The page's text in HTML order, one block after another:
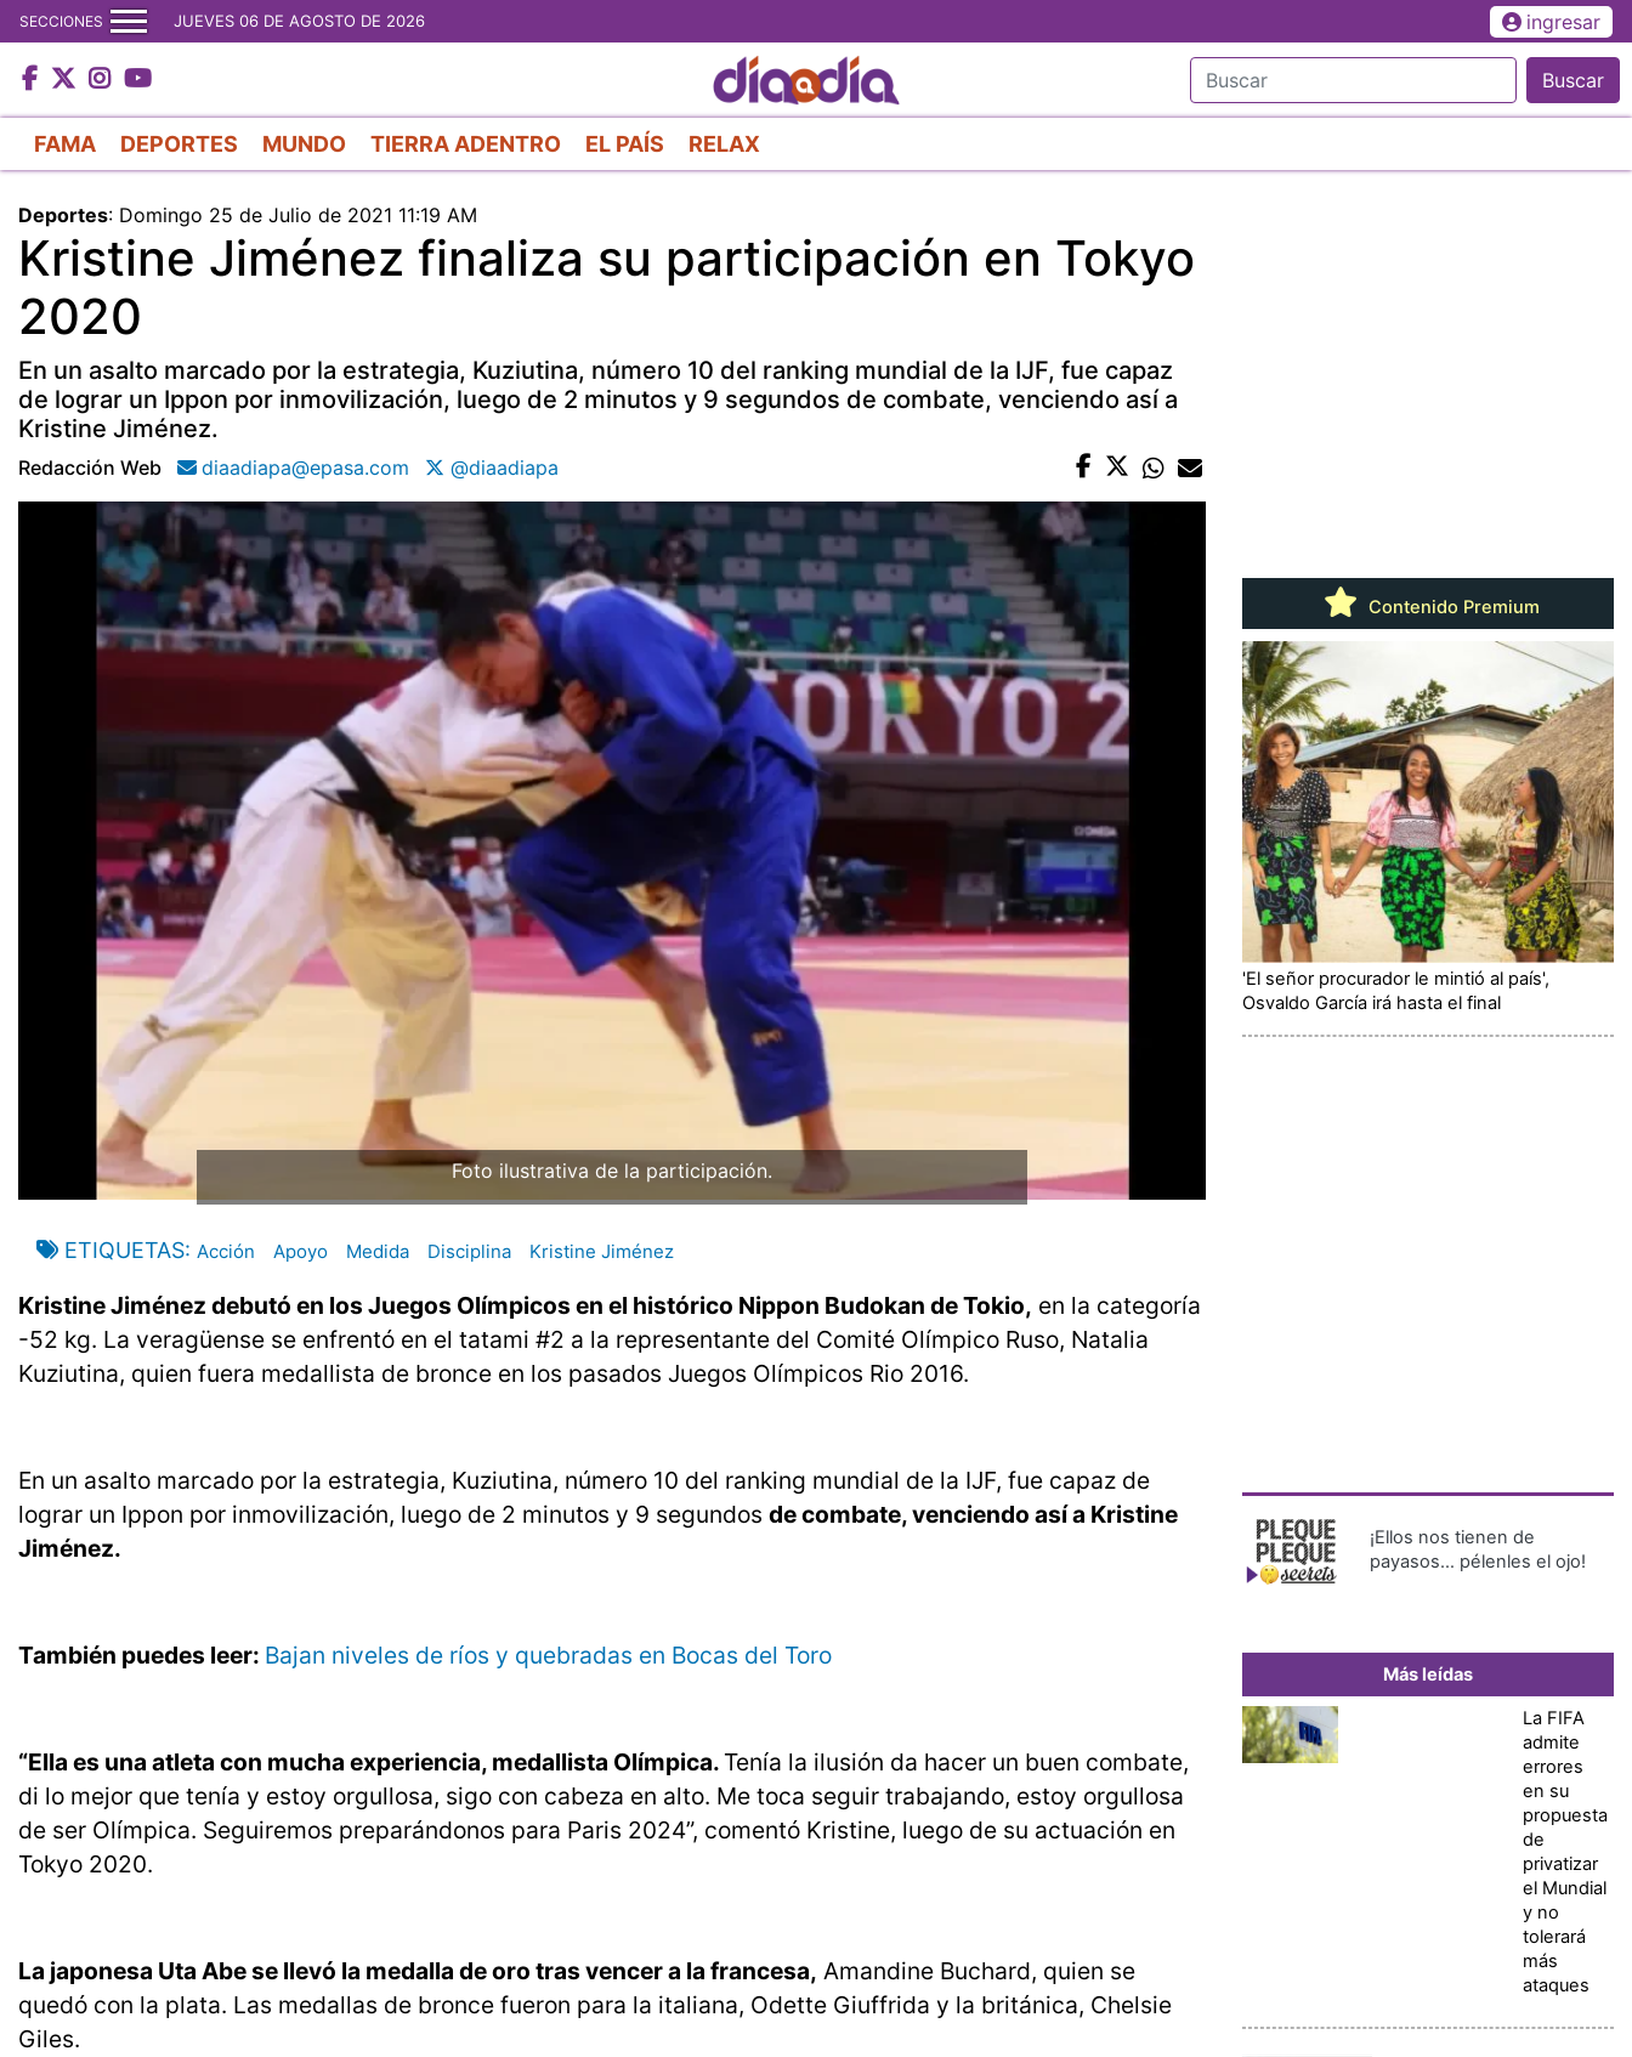
al
contenido
principal
SECCIONES JUEVES 06 DE AGOSTO DE 2026 ingresar
Buscar
FAMA DEPORTES MUNDO TIERRA ADENTRO EL PAÍS RELAX
Deportes: Domingo 25 de Julio de 2021 11:19 AM
Kristine Jiménez finaliza su participación en Tokyo
2020
En un asalto marcado por la estrategia, Kuziutina, número 10 del ranking mundial de la IJF, fue capaz
de lograr un Ippon por inmovilización, luego de 2 minutos y 9 segundos de combate, venciendo así a
Kristine Jiménez.
Redacción Web diaadiapa@epasa.com @diaadiapa
Foto ilustrativa de la participación.
ETIQUETAS Acción Apoyo Medida Disciplina Kristine Jiménez
Kristine Jiménez debutó en los Juegos Olímpicos en el histórico Nippon Budokan de Tokio, en la categoría
-52 kg. La veragüense se enfrentó en el tatami #2 a la representante del Comité Olímpico Ruso, Natalia
Kuziutina, quien fuera medallista de bronce en los pasados Juegos Olímpicos Rio 2016.
En un asalto marcado por la estrategia, Kuziutina, número 10 del ranking mundial de la IJF, fue capaz de
lograr un Ippon por inmovilización, luego de 2 minutos y 9 segundos de combate, venciendo así a Kristine
Jiménez.
También puedes leer: Bajan niveles de ríos y quebradas en Bocas del Toro
“Ella es una atleta con mucha experiencia, medallista Olímpica. Tenía la ilusión da hacer un buen combate,
di lo mejor que tenía y estoy orgullosa, sigo con cabeza en alto. Me toca seguir trabajando, estoy orgullosa
de ser Olímpica. Seguiremos preparándonos para Paris 2024”, comentó Kristine, luego de su actuación en
Tokyo 2020.
La japonesa Uta Abe se llevó la medalla de oro tras vencer a la francesa, Amandine Buchard, quien se
quedó con la plata. Las medallas de bronce fueron para la italiana, Odette Giuffrida y la británica, Chelsie
Giles.
Contenido Premium
'El señor procurador le mintió al país',
Osvaldo García irá hasta el final
¡Ellos nos tienen de
payasos… pélenles el ojo!
Más leídas
La FIFA
admite
errores
en su
propuesta
de
privatizar
el Mundial
y no
tolerará
más
ataques